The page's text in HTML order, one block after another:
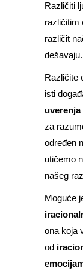
Različiti
različitim
različit
dešavaju.
Različite
isti
za
određen
utičemo
našeg
Moguće
ona koja
od